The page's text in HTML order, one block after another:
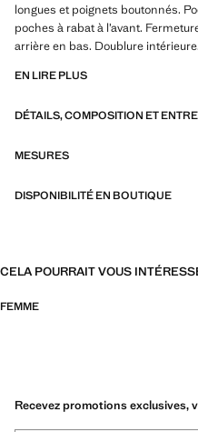
longues et poignets boutonnés.
poches à rabat à l’avant.
arrière en bas. Doublure
EN LIRE PLUS
DÉTAILS, COMPOSITION ET
MESURES
DISPONIBILITÉ EN BOUTIQUE
CELA POURRAIT VOUS
FEMME
Recevez promotions exclusives,